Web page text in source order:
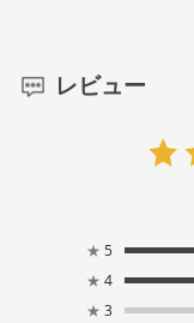
レビュー
★ 5
★ 4
★ 3